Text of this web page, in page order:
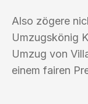
Also zögere
Umzugskönig
Umzug von
einem fairen